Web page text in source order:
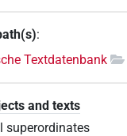
:
Textdatenbank
and texts
superordinates